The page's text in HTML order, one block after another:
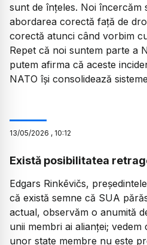
sunt de înțeles. Noi încercăm
abordarea corectă față de
corectă atunci când vorbim
Repet că noi suntem parte a
putem afirma că aceste
NATO își consolidează
13/05/2026 , 10:12
Există posibilitatea
Edgars Rinkēvičs,
că există semne că SUA
actual, observăm o anumită
unii membri ai alianței;
unor state membre nu este